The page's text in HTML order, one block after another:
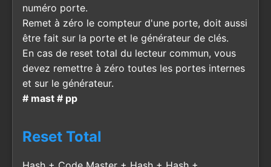
numéro porte.
Remet à zéro le compteur d'une porte, doit aussi
être fait sur la porte et le générateur de clés.
En cas de reset total du lecteur commun, vous
devez remettre à zéro toutes les portes internes
et sur le générateur.
# mast # pp
Reset Total